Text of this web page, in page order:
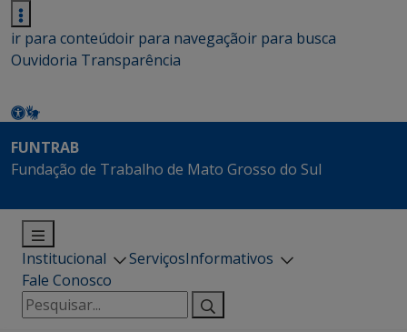
ir para conteúdoir para navegaçãoir para busca
Ouvidoria Transparência
FUNTRAB
Fundação de Trabalho de Mato Grosso do Sul
Institucional ServiçosInformativos
Fale Conosco
Pesquisar
por: